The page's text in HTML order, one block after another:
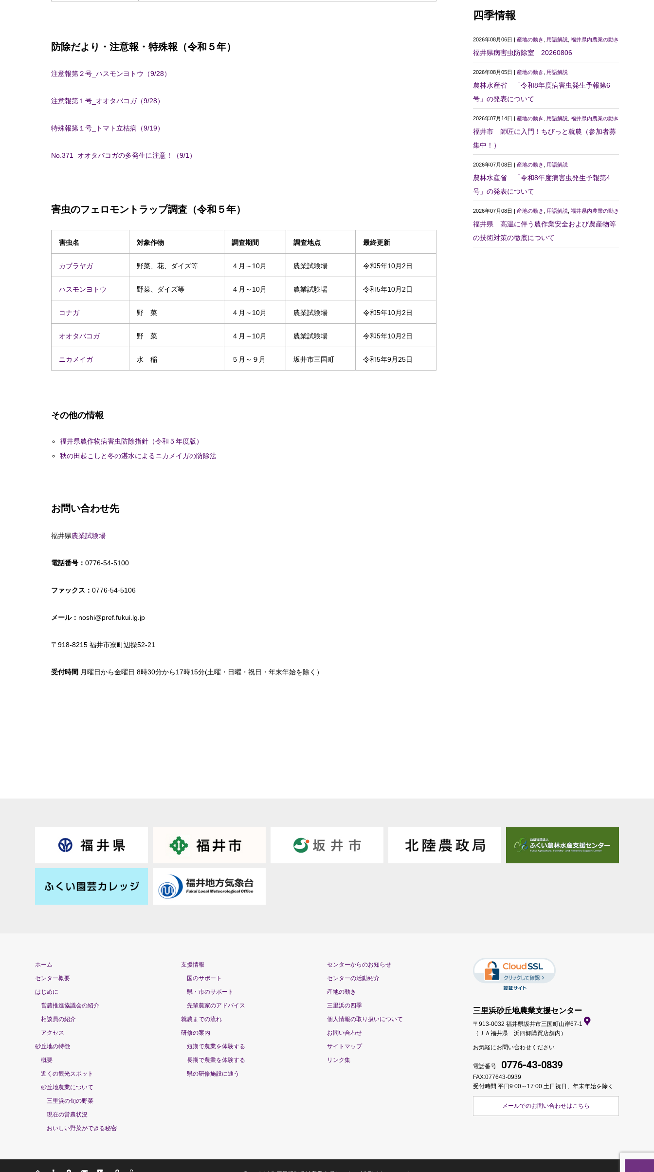
防除だより・注意報・特殊報（令和５年）
注意報第２号_ハスモンヨトウ（9/28）
注意報第１号_オオタバコガ（9/28）
特殊報第１号_トマト立枯病（9/19）
No.371_オオタバコガの多発生に注意！（9/1）
害虫のフェロモントラップ調査（令和５年）
害虫名 対象作物 調査期間 調査地点 最終更新
カブラヤガ 野菜、花、ダイズ等 ４月～10月 農業試験場 令和5年10月2日
ハスモンヨトウ 野菜、ダイズ等 ４月～10月 農業試験場 令和5年10月2日
コナガ 野 菜 ４月～10月 農業試験場 令和5年10月2日
オオタバコガ 野 菜 ４月～10月 農業試験場 令和5年10月2日
ニカメイガ 水 稲 ５月～９月 坂井市三国町 令和5年9月25日
その他の情報
福井県農作物病害虫防除指針（令和５年度版）
秋の田起こしと冬の湛水によるニカメイガの防除法
お問い合わせ先
福井県農業試験場
電話番号： 0776-54-5100
ファックス： 0776-54-5106
メール： noshi@pref.fukui.lg.jp
〒918-8215 福井市寮町辺操52-21
受付時間 月曜日から金曜日 8時30分から17時15分(土曜・日曜・祝日・年末年始を除く）
四季情報
2026年08月06日 | 産地の動き 用語解説 福井県内農業の動き
福井県病害虫防除室 20260806
2026年08月05日 | 産地の動き 用語解説
農林水産省 「令和8年度病害虫発生予報第6
号」の発表について
2026年07月14日 | 産地の動き 用語解説 福井県内農業の動き
福井市 師匠に入門！ちびっと就農（参加者募
集中！）
2026年07月08日 | 産地の動き 用語解説
農林水産省 「令和8年度病害虫発生予報第4
号」の発表について
2026年07月08日 | 産地の動き 用語解説 福井県内農業の動き
福井県 高温に伴う農作業安全および農産物等
の技術対策の徹底について
ホーム
センター概要
はじめに
営農推進協議会の紹介
相談員の紹介
アクセス
砂丘地の特徴
概要
近くの観光スポット
砂丘地農業について
三里浜の旬の野菜
現在の営農状況
おいしい野菜ができる秘密
支援情報
国のサポート
県・市のサポート
先輩農家のアドバイス
就農までの流れ
研修の案内
短期で農業を体験する
長期で農業を体験する
県の研修施設に通う
センターからのお知らせ
センターの活動紹介
産地の動き
三里浜の四季
個人情報の取り扱いについて
お問い合わせ
サイトマップ
リンク集
三里浜砂丘地農業支援センター
〒913-0032 福井県坂井市三国町山岸67-1
（ＪＡ福井県 浜四郷購買店舗内）
お気軽にお問い合わせください
電話番号 0776-43-0839
FAX:077643-0939
受付時間 平日9:00～17:00 土日祝日、年末年始を除く
メールでのお問い合わせはこちら